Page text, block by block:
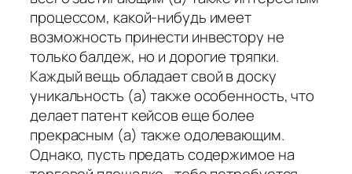
процессом, какой-нибудь имеет
возможность принести инвестору не
только балдеж, но и дорогие тряпки.
Каждый вещь обладает свой в доску
уникальность (а) также особенность, что
делает патент кейсов еще более
прекрасным (а) также одолевающим.
Однако, пусть предать содержимое на